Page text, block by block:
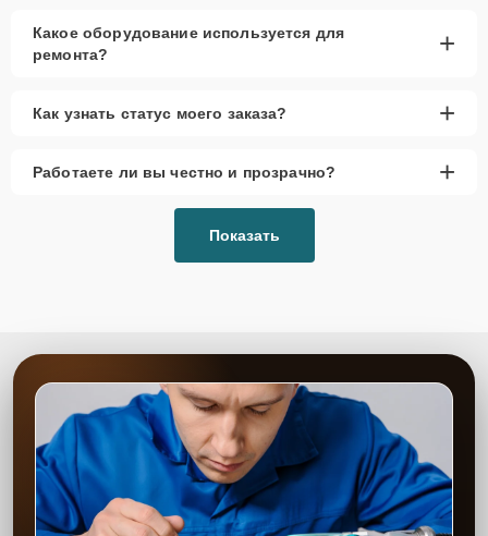
Какое оборудование используется для
ремонта?
+
Как узнать статус моего заказа? +
Работаете ли вы честно и прозрачно? +
Показать